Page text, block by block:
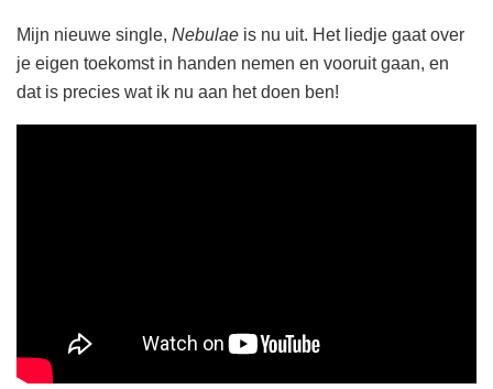
Mijn nieuwe single, Nebulae is nu uit. Het liedje gaat over
je eigen toekomst in handen nemen en vooruit gaan, en
dat is precies wat ik nu aan het doen ben!